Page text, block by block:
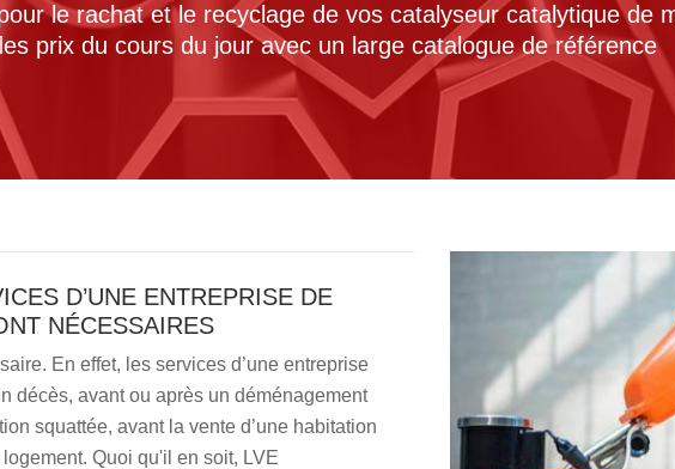
le rachat et le recyclage de vos catalyseur catalytique de
prix du cours du jour avec un large catalogue de référence
D’UNE ENTREPRISE DE
NÉCESSAIRES
En effet, les services d’une entreprise
décès, avant ou après un déménagement
squattée, avant la vente d’une habitation
Quoi qu'il en soit, LVE